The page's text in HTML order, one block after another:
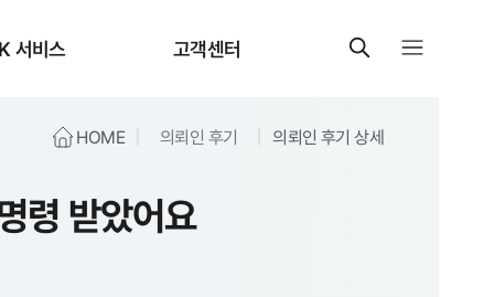
서비스 고객센터
HOME 의뢰인 후기 의뢰인 후기 상세
령 받았어요